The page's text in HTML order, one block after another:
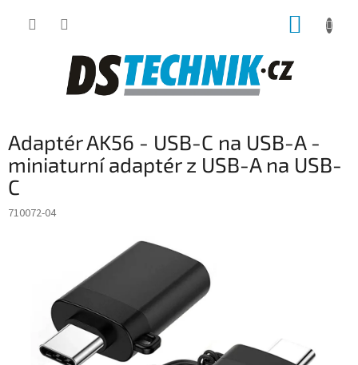
Adaptér AK56 - USB-C na USB-A -
miniaturní adaptér z USB-A na USB-
C
710072-04